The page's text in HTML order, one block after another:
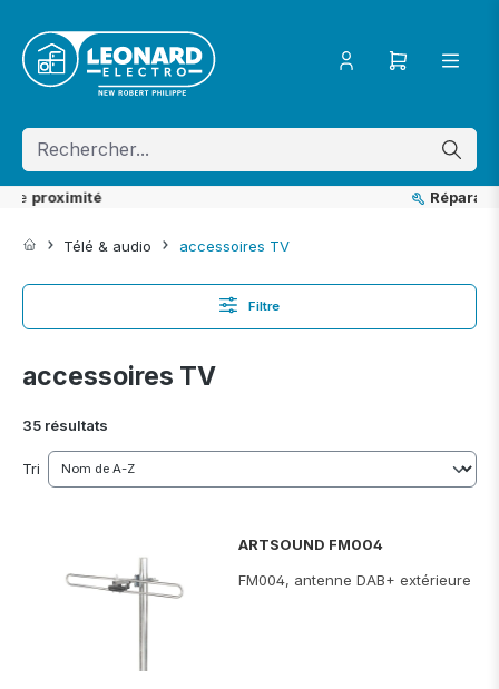
Télé & audio accessoires TV
Filtre
accessoires TV
35 résultats
Tri
ARTSOUND FM004
FM004, antenne DAB+ extérieure